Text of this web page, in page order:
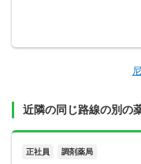
近隣の同じ路線の別の
正社員 調剤薬局